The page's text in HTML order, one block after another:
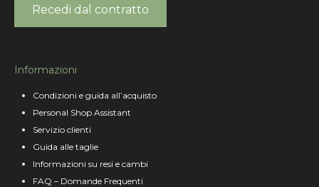
Recedi dal contratto
Informazioni
Condizioni e guida all’acquisto
Personal Shop Assistant
Servizio clienti
Guida alle taglie
Informazioni su resi e cambi
FAQ – Domande Frequenti